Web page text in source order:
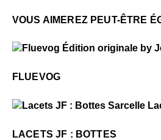
VOUS AIMEREZ PEUT-ÊTRE
FLUEVOG
LACETS JF : BOTTES